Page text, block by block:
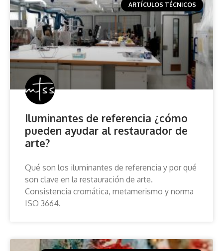
ARTÍCULOS TÉCNICOS
Iluminantes de referencia ¿cómo
pueden ayudar al restaurador de
arte?
Qué son los iluminantes de referencia y por qué
son clave en la restauración de arte.
Consistencia cromática, metamerismo y norma
ISO 3664.